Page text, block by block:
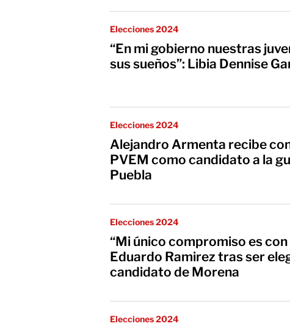
Elecciones 2024
“En mi gobierno nuestras
sus sueños”: Libia Dennise
Elecciones 2024
Alejandro Armenta recibe
PVEM como candidato a la
Puebla
Elecciones 2024
“Mi único compromiso es con
Eduardo Ramirez tras ser
candidato de Morena
Elecciones 2024